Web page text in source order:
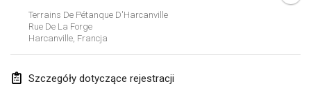
Terrains De Pétanque D'Harcanville
Rue De La Forge
Harcanville, Francja
Szczegóły dotyczące rejestracji
luty 2019
2 lut 2019| Finlandia